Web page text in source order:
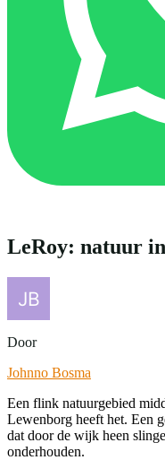
LeRoy: natuur
Door
Johnno Bosma
Een flink natuurgebied
Lewenborg heeft het. Een
dat door de wijk heen
onderhouden.